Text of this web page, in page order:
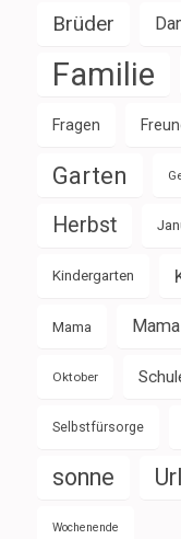
Brüder
Familie
Fragen
Garten
Herbst
Kindergarten
Mama
Oktober
Selbstfürsorge
sonne
Wochenende